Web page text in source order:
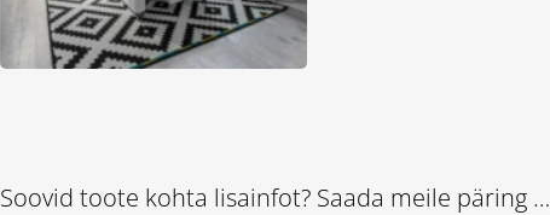
Soovid toote kohta lisainfot? Saada meile päring …